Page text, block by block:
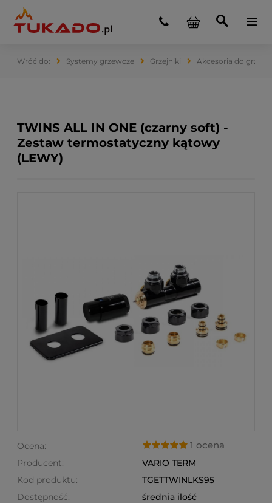
Systemy grzewcze Grzejniki Akcesoria do
TWINS ALL IN ONE (czarny soft) -
Zestaw termostatyczny kątowy
(LEWY)
Ocena: 1 ocena
Producent:
VARIO TERM
Kod produktu:
TGETTWINLKS95
Dostępność:
średnia ilość